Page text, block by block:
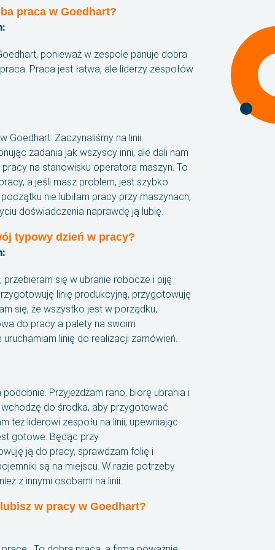
praca w Goedhart?
ponieważ w zespole panuje dobra
Praca jest łatwa, ale liderzy zespołów
Goedhart. Zaczynaliśmy na linii
zadania jak wszyscy inni, ale dali nam
na stanowisku operatora maszyn. To
a jeśli masz problem, jest szybko
nie lubiłam pracy przy maszynach,
doświadczenia naprawdę ją lubię.
typowy dzień w pracy?
przebieram się w ubranie robocze i piję
linię produkcyjną, przygotowuję
się, że wszystko jest w porządku,
do pracy a palety na swoim
uruchamiam linię do realizacji zamówień.
Przyjeżdżam rano, biorę ubrania i
do środka, aby przygotować
też liderowi zespołu na linii, upewniając
gotowe. Będąc przy
ją do pracy, sprawdzam folię i
są na miejscu. W razie potrzeby
z innymi osobami na linii.
w pracy w Goedhart?